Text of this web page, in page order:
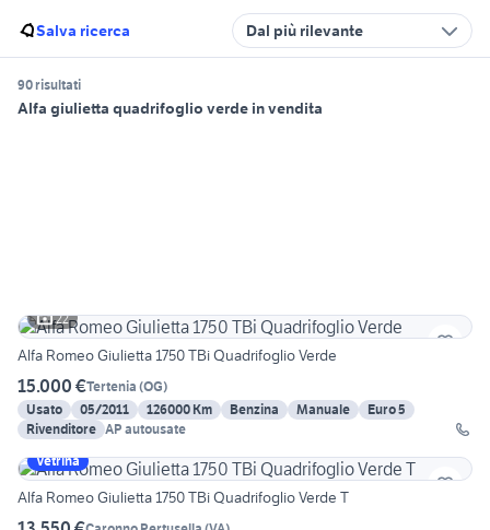
Salva ricerca Dal più rilevante
90 risultati
Alfa giulietta quadrifoglio verde in vendita
22
Alfa Romeo Giulietta 1750 TBi Quadrifoglio Verde
15.000 €Tertenia (OG)
Usato
05/2011 126000 Km Benzina Manuale
Euro 5
Rivenditore AP autousate
Vetrina
Alfa Romeo Giulietta 1750 TBi Quadrifoglio Verde T